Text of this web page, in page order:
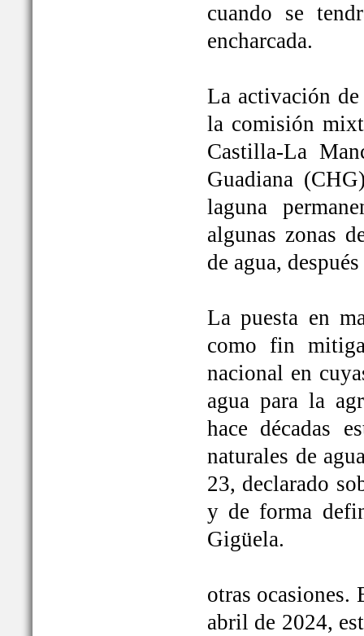
cuando se
encharcada.
La activación
la comisión
Castilla-La
Guadiana
laguna
algunas zonas
de agua,
La puesta en
como fin
nacional en
agua para la
hace décadas
naturales de
23, declarado
y de forma
Gigüela.
otras ocasiones.
abril de 2024,